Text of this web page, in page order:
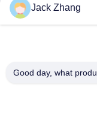
সেরা মূল্য পান
Jack Zhang
Good day, what